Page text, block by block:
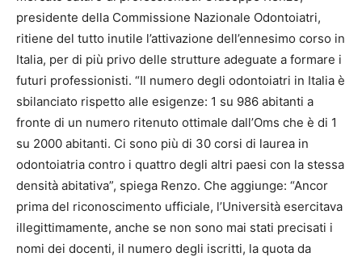
presidente della Commissione Nazionale Odontoiatri,
ritiene del tutto inutile l’attivazione dell’ennesimo corso in
Italia, per di più privo delle strutture adeguate a formare i
futuri professionisti. “Il numero degli odontoiatri in Italia è
sbilanciato rispetto alle esigenze: 1 su 986 abitanti a
fronte di un numero ritenuto ottimale dall’Oms che è di 1
su 2000 abitanti. Ci sono più di 30 corsi di laurea in
odontoiatria contro i quattro degli altri paesi con la stessa
densità abitativa”, spiega Renzo. Che aggiunge: “Ancor
prima del riconoscimento ufficiale, l’Università esercitava
illegittimamente, anche se non sono mai stati precisati i
nomi dei docenti, il numero degli iscritti, la quota da